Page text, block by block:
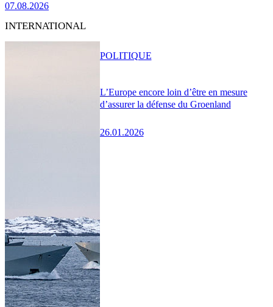
07.08.2026
INTERNATIONAL
L’Europe encore loin d’être en mesure
d’assurer la défense du Groenland
26.01.2026
POLITIQUE